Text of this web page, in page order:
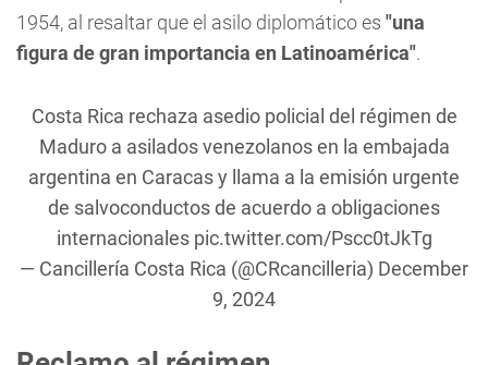
1954, al resaltar que el asilo diplomático es "una
figura de gran importancia en Latinoamérica".
Costa Rica rechaza asedio policial del régimen de
Maduro a asilados venezolanos en la embajada
argentina en Caracas y llama a la emisión urgente
de salvoconductos de acuerdo a obligaciones
internacionales pic.twitter.com/Pscc0tJkTg
— Cancillería Costa Rica (@CRcancilleria) December
9, 2024